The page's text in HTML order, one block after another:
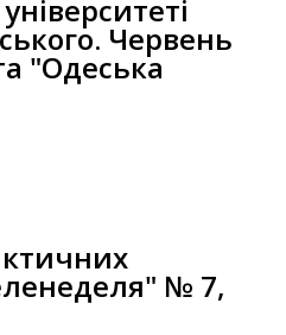
Червень
"Одеська
№ 7,